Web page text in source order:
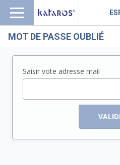
MOT DE PASSE OUBLIÉ
Saisir vote adresse mail